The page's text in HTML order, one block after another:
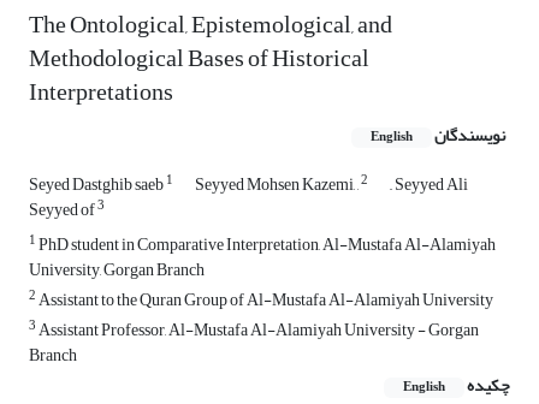
The Ontological, Epistemological, and
Methodological Bases of Historical
Interpretations
نویسندگان English
Seyed Dastghib saeb1 Seyyed Mohsen Kazemi, ,2 ,, Seyyed Ali
Seyyed of3
1PhD student in Comparative Interpretation, Al-Mustafa Al-Alamiyah
University, Gorgan Branch
2Assistant to the Quran Group of Al-Mustafa Al-Alamiyah University
3Assistant Professor, Al-Mustafa Al-Alamiyah University - Gorgan
Branch
چکیده
English